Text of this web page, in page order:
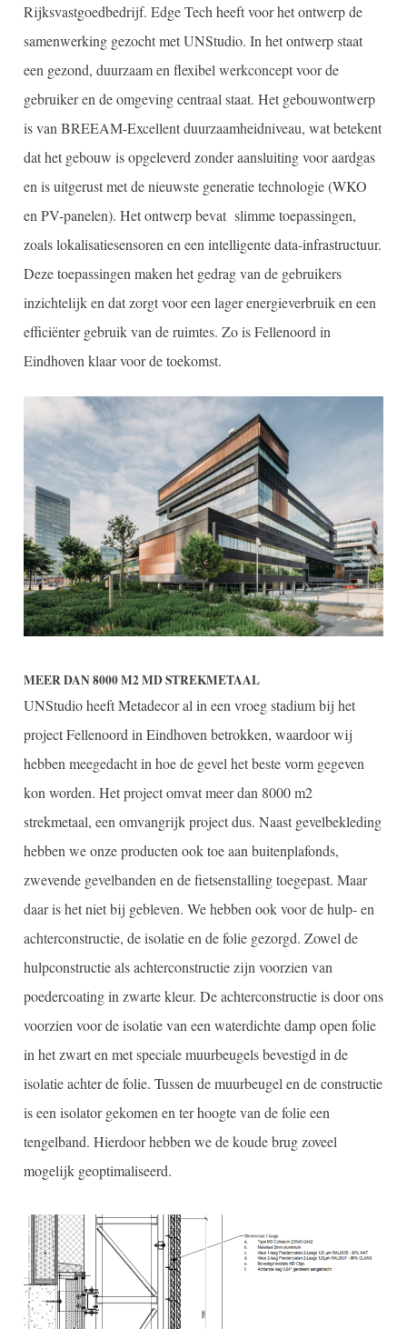
Rijksvastgoedbedrijf. Edge Tech heeft voor het ontwerp de
samenwerking gezocht met UNStudio. In het ontwerp staat
een gezond, duurzaam en flexibel werkconcept voor de
gebruiker en de omgeving centraal staat. Het gebouwontwerp
is van BREEAM-Excellent duurzaamheidniveau, wat betekent
dat het gebouw is opgeleverd zonder aansluiting voor aardgas
en is uitgerust met de nieuwste generatie technologie (WKO
en PV-panelen). Het ontwerp bevat slimme toepassingen,
zoals lokalisatiesensoren en een intelligente data-infrastructuur.
Deze toepassingen maken het gedrag van de gebruikers
inzichtelijk en dat zorgt voor een lager energieverbruik en een
efficiënter gebruik van de ruimtes. Zo is Fellenoord in
Eindhoven klaar voor de toekomst.
MEER DAN 8000 M2 MD STREKMETAAL
UNStudio heeft Metadecor al in een vroeg stadium bij het
project Fellenoord in Eindhoven betrokken, waardoor wij
hebben meegedacht in hoe de gevel het beste vorm gegeven
kon worden. Het project omvat meer dan 8000 m2
strekmetaal, een omvangrijk project dus. Naast gevelbekleding
hebben we onze producten ook toe aan buitenplafonds,
zwevende gevelbanden en de fietsenstalling toegepast. Maar
daar is het niet bij gebleven. We hebben ook voor de hulp- en
achterconstructie, de isolatie en de folie gezorgd. Zowel de
hulpconstructie als achterconstructie zijn voorzien van
poedercoating in zwarte kleur. De achterconstructie is door ons
voorzien voor de isolatie van een waterdichte damp open folie
in het zwart en met speciale muurbeugels bevestigd in de
isolatie achter de folie. Tussen de muurbeugel en de constructie
is een isolator gekomen en ter hoogte van de folie een
tengelband. Hierdoor hebben we de koude brug zoveel
mogelijk geoptimaliseerd.